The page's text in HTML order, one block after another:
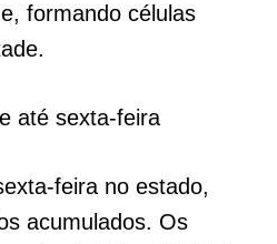
formando células
até sexta-feira
feira no estado,
acumulados. Os